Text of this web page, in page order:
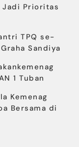
Jadi Prioritas
TPQ se-
Sandiya
1 Tuban
Kemenag
Bersama di